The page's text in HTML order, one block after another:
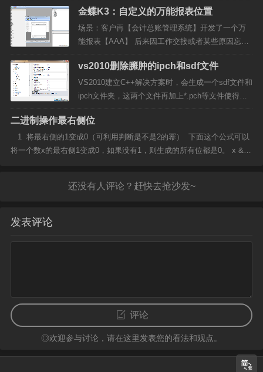
然第一件事是在\Qt\2009.05...
金蝶K3：自定义的万能报表位置
场景：客户再【会计总账管理系统】开发了一个万
能报表【AAA】 后来因工作交接或者某些原因忘记
非常多，要逐个切换子系统来找自己建立的万能报
表再哪里；非常麻烦：使用下面这段脚本查询：sele
ct b.FName,* from t_UserDefineRpt...
vs2010删除臃肿的ipch和sdf文件
VS2010建立C++解决方案时，会生成一个sdf文件和
ipch文件夹，这两个文件再加上*.pch等文件使得工
的硬盘容量。 解决方法： Tools->Options->Text Ed
itor->C/C++->Advanced（高...
二进制操作最右侧位
1 将最右侧的1变成0（可利用判断是不是2的幂） 下面这个公式可以
将一个数x的最右侧1变成0，如果没有1，则生成的所有位都是0。 x &
发表评论
评论
◎欢迎参与讨论，请在这里发表您的看法和观点。